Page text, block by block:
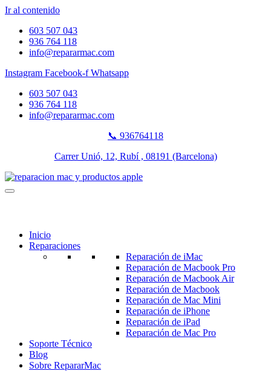
Ir al contenido
603 507 043
936 764 118
info@repararmac.com
Instagram Facebook-f Whatsapp
603 507 043
936 764 118
info@repararmac.com
📞 936764118
Carrer Unió, 12, Rubí , 08191 (Barcelona)
Inicio
Reparaciones
Reparación de iMac
Reparación de Macbook Pro
Reparación de Macbook Air
Reparación de Macbook
Reparación de Mac Mini
Reparación de iPhone
Reparación de iPad
Reparación de Mac Pro
Soporte Técnico
Blog
Sobre RepararMac